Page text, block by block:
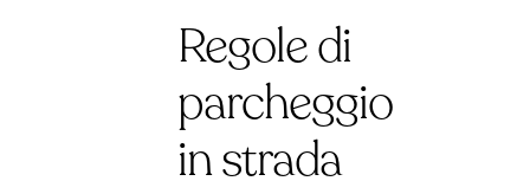
Regole di
parcheggio
in strada